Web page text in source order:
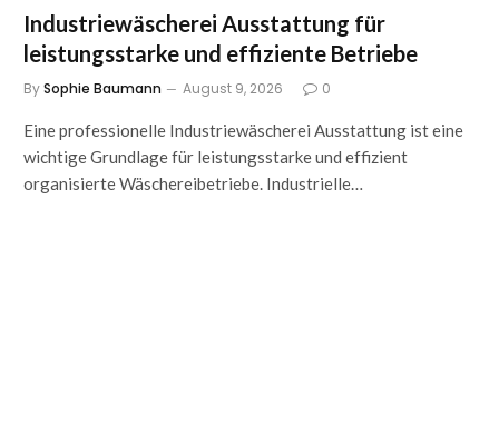
Industriewäscherei Ausstattung für
leistungsstarke und effiziente Betriebe
BySophie Baumann August 9, 2026 0
Eine professionelle Industriewäscherei Ausstattung ist eine
wichtige Grundlage für leistungsstarke und effizient
organisierte Wäschereibetriebe. Industrielle…